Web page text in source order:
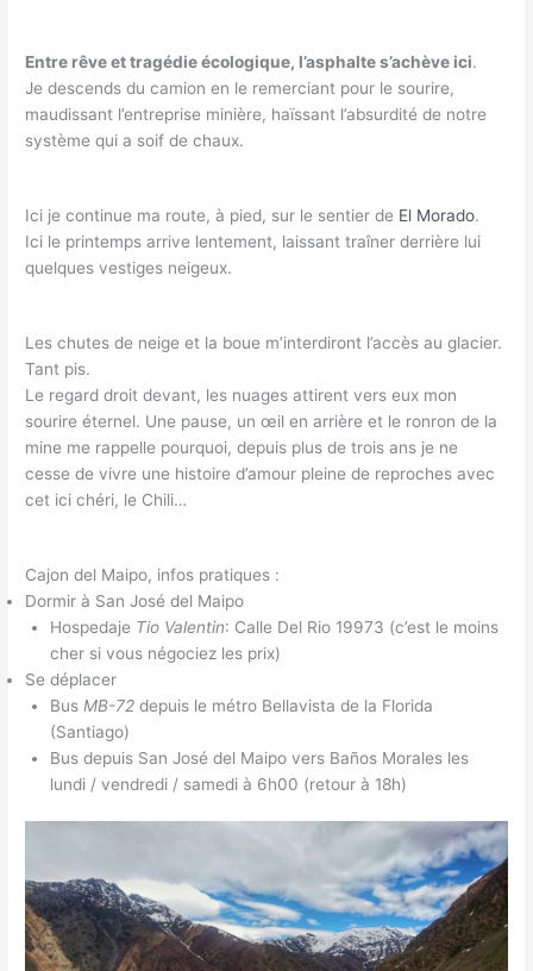
Entre rêve et tragédie écologique, l’asphalte s’achève ici.
Je descends du camion en le remerciant pour le sourire,
maudissant l’entreprise minière, haïssant l’absurdité de notre
système qui a soif de chaux.
Ici je continue ma route, à pied, sur le sentier de El Morado.
Ici le printemps arrive lentement, laissant traîner derrière lui
quelques vestiges neigeux.
Les chutes de neige et la boue m’interdiront l’accès au glacier.
Tant pis.
Le regard droit devant, les nuages attirent vers eux mon
sourire éternel. Une pause, un œil en arrière et le ronron de la
mine me rappelle pourquoi, depuis plus de trois ans je ne
cesse de vivre une histoire d’amour pleine de reproches avec
cet ici chéri, le Chili…
Cajon del Maipo, infos pratiques :
Dormir à San José del Maipo
Hospedaje Tio Valentin: Calle Del Rio 19973 (c’est le moins
cher si vous négociez les prix)
Se déplacer
Bus MB-72depuis le métro Bellavista de la Florida
(Santiago)
Bus depuis San José del Maipo vers Baños Morales les
lundi / vendredi / samedi à 6h00 (retour à 18h)